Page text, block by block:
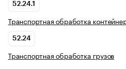
52.24.1
Транспортная обработка
52.24
Транспортная обработка грузов